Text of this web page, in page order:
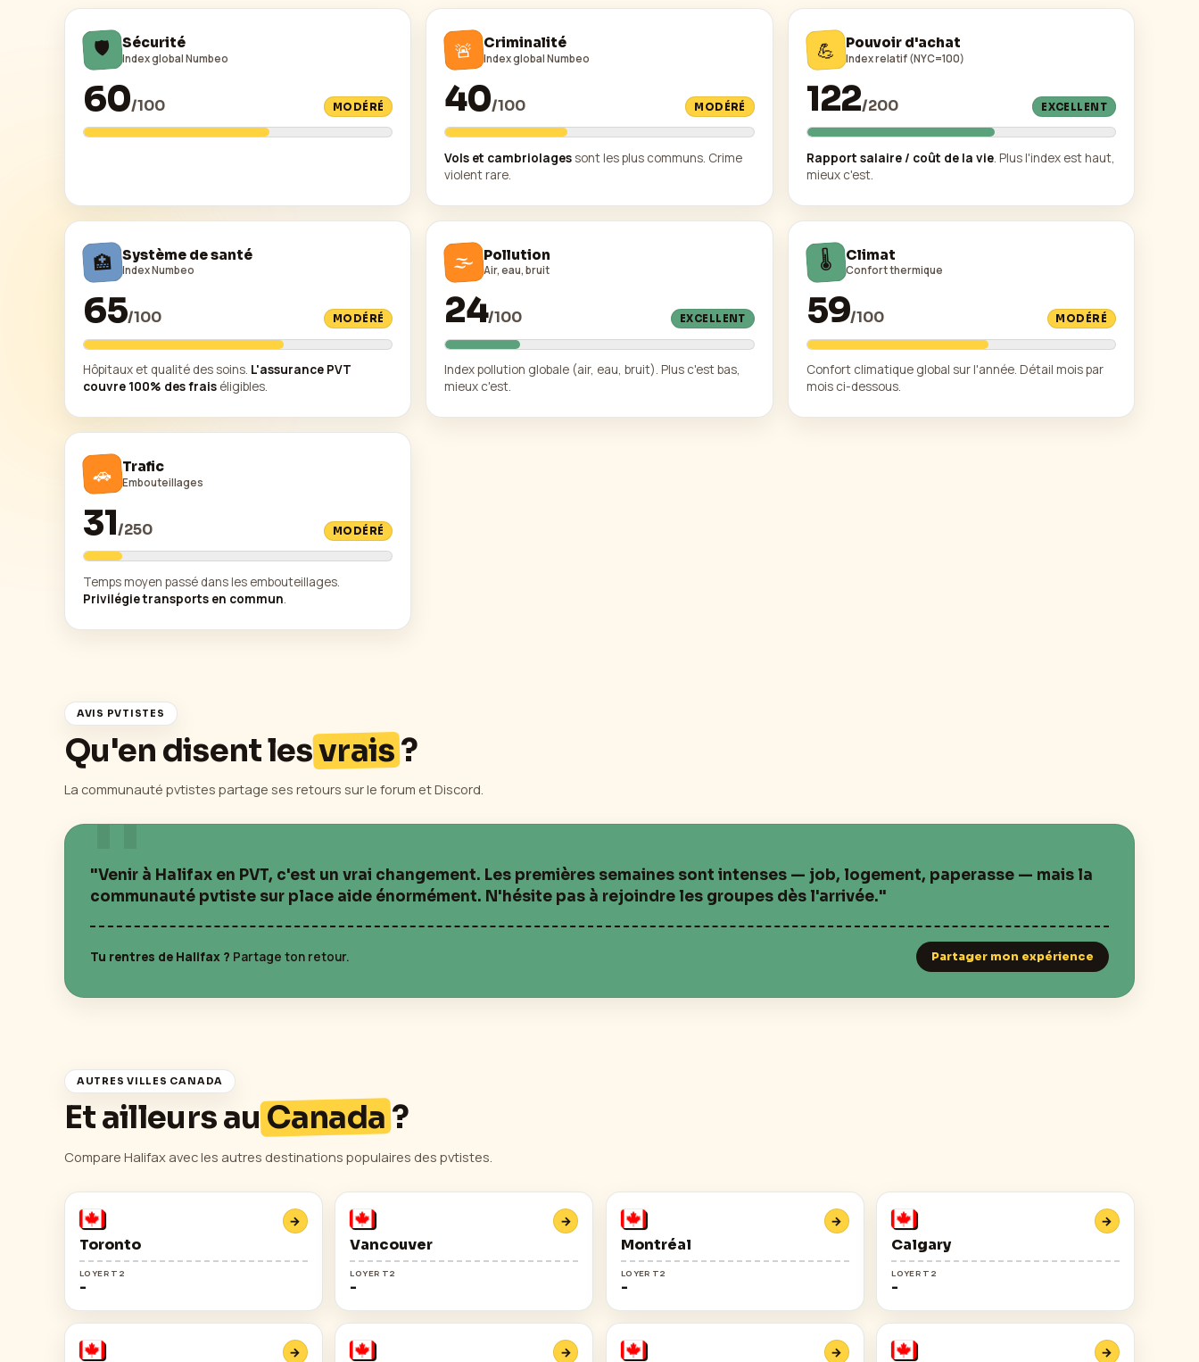
🛡️ Sécurité
Index global Numbeo
60/100 MODÉRÉ
🚨 Criminalité
Index global Numbeo
40/100 MODÉRÉ
Vols et cambriolages sont les plus communs. Crime
violent rare.
💪 Pouvoir d'achat
Index relatif (NYC=100)
122/200 EXCELLENT
Rapport salaire / coût de la vie. Plus l'index est haut,
mieux c'est.
🏥 Système de santé
Index Numbeo
65/100 MODÉRÉ
Hôpitaux et qualité des soins. L'assurance PVT
couvre 100% des frais éligibles.
🌫️ Pollution
Air, eau, bruit
24/100 EXCELLENT
Index pollution globale (air, eau, bruit). Plus c'est bas,
mieux c'est.
🌡️ Climat
Confort thermique
59/100 MODÉRÉ
Confort climatique global sur l'année. Détail mois par
mois ci-dessous.
🚗 Trafic
Embouteillages
31/250 MODÉRÉ
Temps moyen passé dans les embouteillages.
Privilégie transports en commun.
AVIS PVTISTES
Qu'en disent lesvrais?
La communauté pvtistes partage ses retours sur le forum et Discord.
"Venir à Halifax en PVT, c'est un vrai changement. Les premières semaines sont intenses — job, logement, paperasse — mais la
communauté pvtiste sur place aide énormément. N'hésite pas à rejoindre les groupes dès l'arrivée."
Tu rentres de Halifax ? Partage ton retour. Partager mon expérience
AUTRES VILLES CANADA
Et ailleurs auCanada?
Compare Halifax avec les autres destinations populaires des pvtistes.
Toronto
→
LOYER T2
-
Vancouver
→
LOYER T2
-
Montréal
→
LOYER T2
-
Calgary
→
LOYER T2
-
→ → → →